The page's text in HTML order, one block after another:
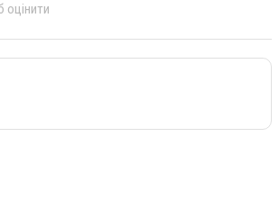
оцінити